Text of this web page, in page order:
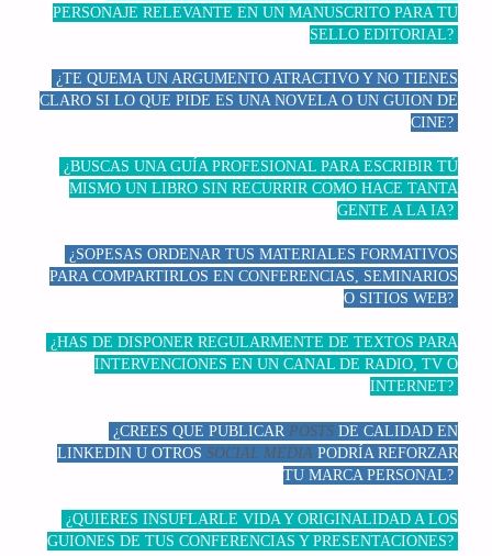
PERSONAJE RELEVANTE EN UN MANUSCRITO PARA TU
SELLO EDITORIAL?
¿TE QUEMA UN ARGUMENTO ATRACTIVO Y NO TIENES
CLARO SI LO QUE PIDE ES UNA NOVELA O UN GUION DE
CINE?
¿BUSCAS UNA GUÍA PROFESIONAL PARA ESCRIBIR TÚ
MISMO UN LIBRO SIN RECURRIR COMO HACE TANTA
GENTE A LA IA?
¿SOPESAS ORDENAR TUS MATERIALES FORMATIVOS
PARA COMPARTIRLOS EN CONFERENCIAS, SEMINARIOS
O SITIOS WEB?
¿HAS DE DISPONER REGULARMENTE DE TEXTOS PARA
INTERVENCIONES EN UN CANAL DE RADIO, TV O
INTERNET?
¿CREES QUE PUBLICAR POSTSDE CALIDAD EN
LINKEDIN U OTROS SOCIAL MEDIA PODRÍA REFORZAR
TU MARCA PERSONAL?
¿QUIERES INSUFLARLE VIDA Y ORIGINALIDAD A LOS
GUIONES DE TUS CONFERENCIAS Y PRESENTACIONES?